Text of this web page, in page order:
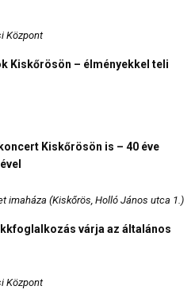
Központ
Kiskőrösön – élményekkel teli
Kiskőrösön is – 40 éve
imaháza (Kiskőrös, Holló János utca 1.)
várja az általános
Központ